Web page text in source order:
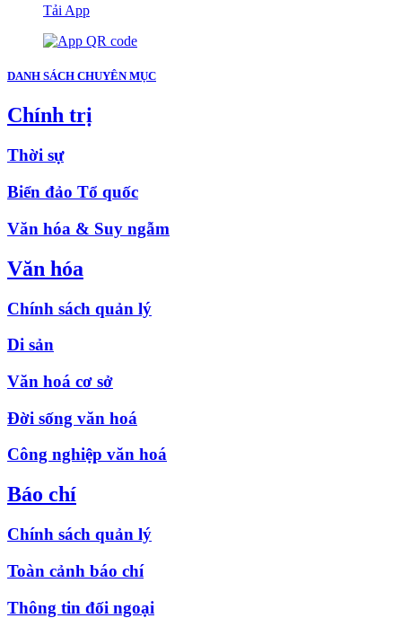
Tải App
DANH SÁCH CHUYÊN MỤC
Chính trị
Thời sự
Biển đảo Tổ quốc
Văn hóa & Suy ngẫm
Văn hóa
Chính sách quản lý
Di sản
Văn hoá cơ sở
Đời sống văn hoá
Công nghiệp văn hoá
Báo chí
Chính sách quản lý
Toàn cảnh báo chí
Thông tin đối ngoại